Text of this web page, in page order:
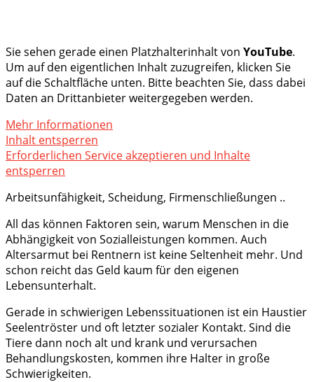
Sie sehen gerade einen Platzhalterinhalt von YouTube.
Um auf den eigentlichen Inhalt zuzugreifen, klicken Sie
auf die Schaltfläche unten. Bitte beachten Sie, dass dabei
Daten an Drittanbieter weitergegeben werden.
Mehr Informationen
Inhalt entsperren
Erforderlichen Service akzeptieren und Inhalte
entsperren
Arbeitsunfähigkeit, Scheidung, Firmenschließungen ..
All das können Faktoren sein, warum Menschen in die
Abhängigkeit von Sozialleistungen kommen. Auch
Altersarmut bei Rentnern ist keine Seltenheit mehr. Und
schon reicht das Geld kaum für den eigenen
Lebensunterhalt.
Gerade in schwierigen Lebenssituationen ist ein Haustier
Seelentröster und oft letzter sozialer Kontakt. Sind die
Tiere dann noch alt und krank und verursachen
Behandlungskosten, kommen ihre Halter in große
Schwierigkeiten.